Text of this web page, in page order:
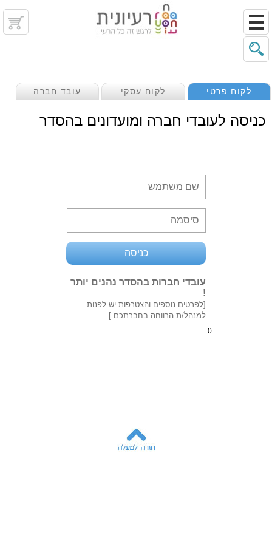
לקוח פרטי לקוח עסקי עובד חברה
כניסה לעובדי חברה ומועדונים בהסדר
עובדי חברות בהסדר נהנים יותר
!
[לפרטים נוספים והצטרפות יש לפנות
למנהל/ת הרווחה בחברתכם.]
0